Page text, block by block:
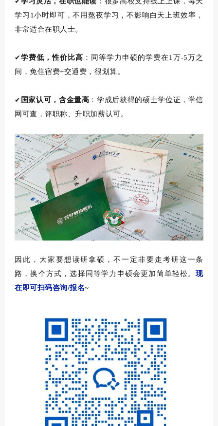
学习 1小时即可，不用熬夜学习，不影响白天上班效率，
非常适合在职人士。
✔ 学费低，性价比高 ： 同等学力申硕的学费在1 万-5万之
间，免住宿费+交通费，很划算。
✔ 国家认可，含金量高 ：学成后获得的硕士学位证，学信
网可查，评职称、升职加薪认可。
因此，大家要想读研拿硕，不一定非要走考研这一条
路，换个方式，选择同等学力申硕会更加简单轻松。现
在即可扫码咨询/报名~